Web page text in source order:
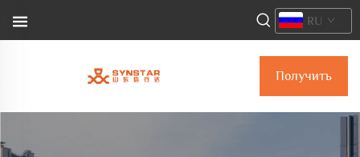
Получить
коммерческое
RU